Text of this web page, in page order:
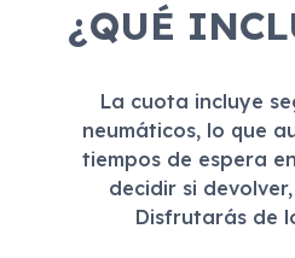
¿QUÉ
La cuota incluye
neumáticos, lo que
tiempos de espera
decidir si
Disfrutarás de